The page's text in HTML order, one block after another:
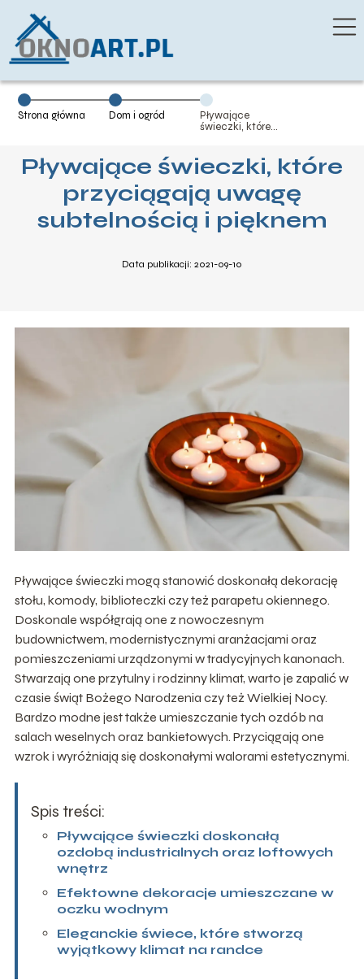
Strona główna Dom i ogród
Pływające
świeczki, które
subtelnością i
pięknem
Pływające świeczki, które
przyciągają uwagę
subtelnością i pięknem
Data publikacji: 2021-09-10
Pływające świeczki mogą stanowić doskonałą dekorację
stołu, komody, biblioteczki czy też parapetu okiennego.
Doskonale współgrają one z nowoczesnym
budownictwem, modernistycznymi aranżacjami oraz
pomieszczeniami urządzonymi w tradycyjnych kanonach.
Stwarzają one przytulny i rodzinny klimat, warto je zapalić w
czasie świąt Bożego Narodzenia czy też Wielkiej Nocy.
Bardzo modne jest także umieszczanie tych ozdób na
salach weselnych oraz bankietowych. Przyciągają one
wzrok i wyróżniają się doskonałymi walorami estetycznymi.
Spis treści:
Pływające świeczki doskonałą
ozdobą industrialnych oraz loftowych
wnętrz
Efektowne dekoracje umieszczane w
oczku wodnym
Eleganckie świece, które stworzą
wyjątkowy klimat na randce